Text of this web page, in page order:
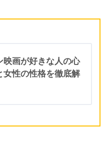
映画が好きな人の心
女性の性格を徹底解